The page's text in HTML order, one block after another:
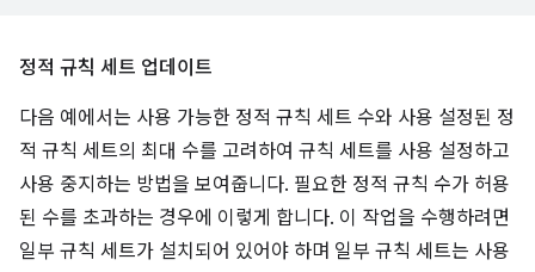
정적 규칙 세트 업데이트
다음 예에서는 사용 가능한 정적 규칙 세트 수와 사용 설정된 정
적 규칙 세트의 최대 수를 고려하여 규칙 세트를 사용 설정하고
사용 중지하는 방법을 보여줍니다. 필요한 정적 규칙 수가 허용
된 수를 초과하는 경우에 이렇게 합니다. 이 작업을 수행하려면
일부 규칙 세트가 설치되어 있어야 하며 일부 규칙 세트는 사용